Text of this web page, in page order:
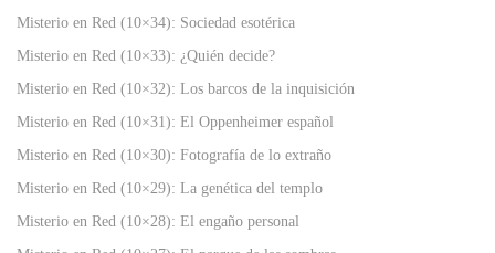
Misterio en Red (10×34): Sociedad esotérica
Misterio en Red (10×33): ¿Quién decide?
Misterio en Red (10×32): Los barcos de la inquisición
Misterio en Red (10×31): El Oppenheimer español
Misterio en Red (10×30): Fotografía de lo extraño
Misterio en Red (10×29): La genética del templo
Misterio en Red (10×28): El engaño personal